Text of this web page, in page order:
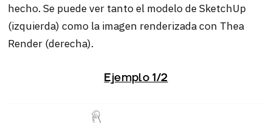
hecho. Se puede ver tanto el modelo de SketchUp
(izquierda) como la imagen renderizada con Thea
Render (derecha).
Ejemplo 1/2